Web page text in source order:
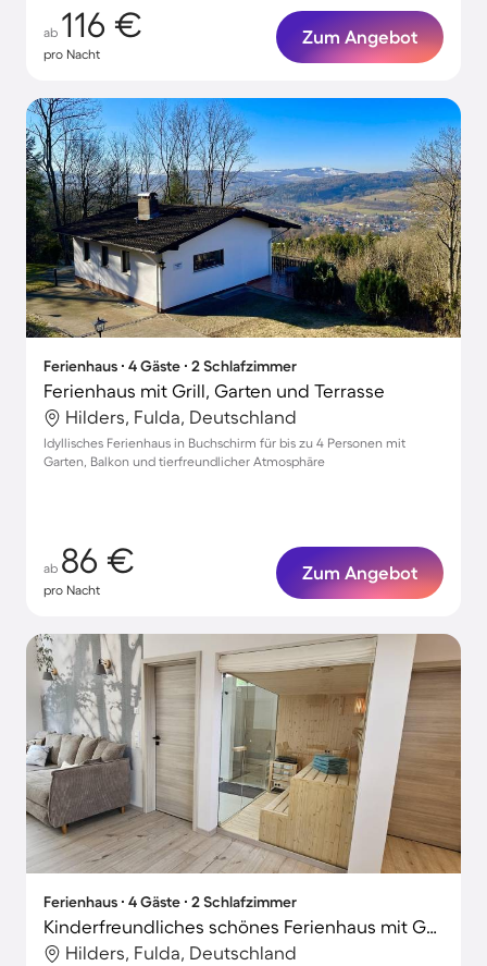
ab 116 €
pro Nacht
Zum Angebot
Ferienhaus ∙ 4 Gäste ∙ 2 Schlafzimmer
Ferienhaus mit Grill, Garten und Terrasse
Hilders, Fulda, Deutschland
Idyllisches Ferienhaus in Buchschirm für bis zu 4 Personen mit
Garten, Balkon und tierfreundlicher Atmosphäre
ab 86 €
pro Nacht
Zum Angebot
Ferienhaus ∙ 4 Gäste ∙ 2 Schlafzimmer
Kinderfreundliches schönes Ferienhaus mit Garten, Sauna und Terrasse | Gartenblick
Hilders, Fulda, Deutschland